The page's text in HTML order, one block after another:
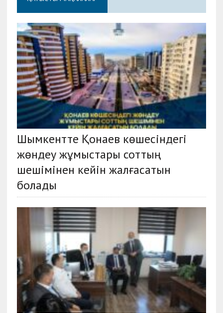
Шымкентте Қонаев көшесіндегі
жөндеу жұмыстары соттың
шешімінен кейін жалғасатын
болады